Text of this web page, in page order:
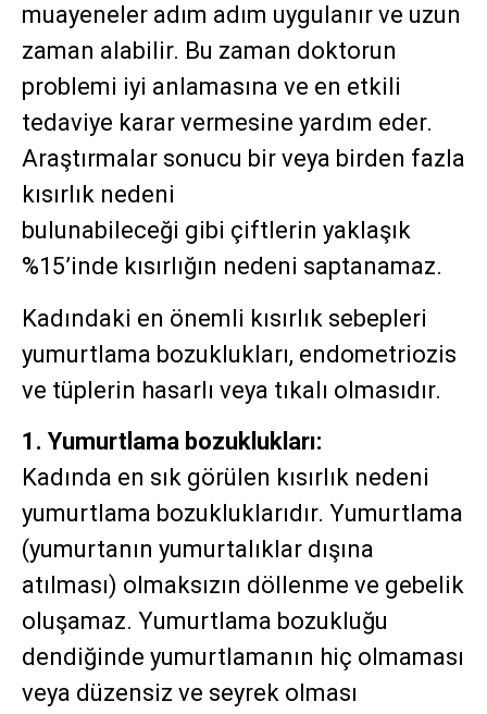
muayeneler adım adım uygulanır ve uzun
zaman alabilir. Bu zaman doktorun
problemi iyi anlamasına ve en etkili
tedaviye karar vermesine yardım eder.
Araştırmalar sonucu bir veya birden fazla
kısırlık nedeni
bulunabileceği gibi çiftlerin yaklaşık
%15’inde kısırlığın nedeni saptanamaz.
Kadındaki en önemli kısırlık sebepleri
yumurtlama bozuklukları, endometriozis
ve tüplerin hasarlı veya tıkalı olmasıdır.
1. Yumurtlama bozuklukları:
Kadında en sık görülen kısırlık nedeni
yumurtlama bozukluklarıdır. Yumurtlama
(yumurtanın yumurtalıklar dışına
atılması) olmaksızın döllenme ve gebelik
oluşamaz. Yumurtlama bozukluğu
dendiğinde yumurtlamanın hiç olmaması
veya düzensiz ve seyrek olması